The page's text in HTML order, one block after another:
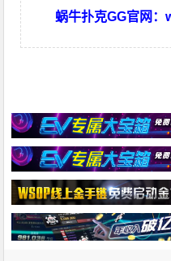
蜗牛扑克GG官网：